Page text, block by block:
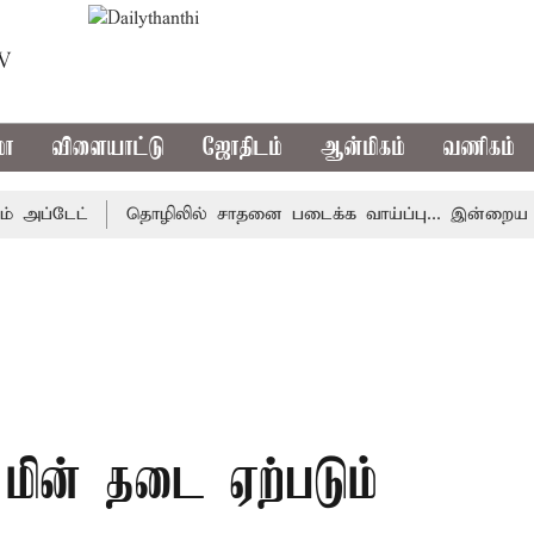
விளையாட்டு ஜோதிடம் ஆன்மிகம் வணிகம்
அப்டேட் தொழிலில் சாதனை படைக்க வாய்ப்பு... இன்றைய
தடை ஏற்படும்